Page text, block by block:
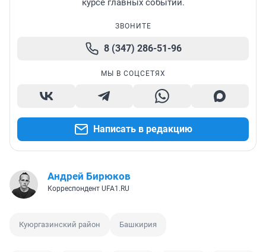
курсе главных событий.
ЗВОНИТЕ
8 (347) 286-51-96
МЫ В СОЦСЕТЯХ
Написать в редакцию
Андрей Бирюков
Корреспондент UFA1.RU
Куюргазинский район Башкирия